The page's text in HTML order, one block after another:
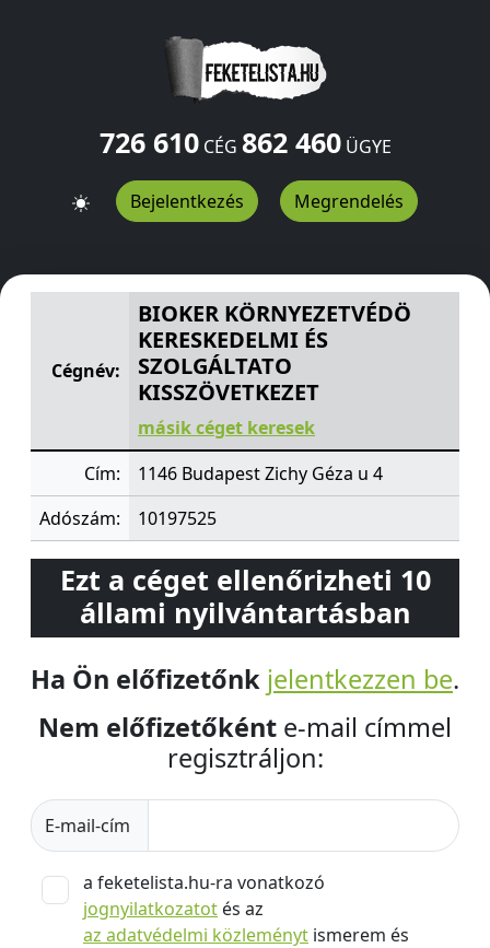
726 610CÉG 862 460ÜGYE
Bejelentkezés Megrendelés
BIOKER KÖRNYEZETVÉDÖ KERESKEDELMI ÉS
Cégnév:
BIOKER KÖRNYEZETVÉDÖ
KERESKEDELMI ÉS
SZOLGÁLTATO
KISSZÖVETKEZET
másik céget keresek
Cím:
1146 Budapest Zichy Géza u 4
Adószám:
10197525
Ezt a céget ellenőrizheti 10
állami nyilvántartásban
Ha Ön előfizetőnk jelentkezzen be.
Nem előfizetőként e-mail címmel
regisztráljon:
E-mail-cím
a feketelista.hu-ra vonatkozó
jognyilatkozatot és az
az adatvédelmi közleményt ismerem és